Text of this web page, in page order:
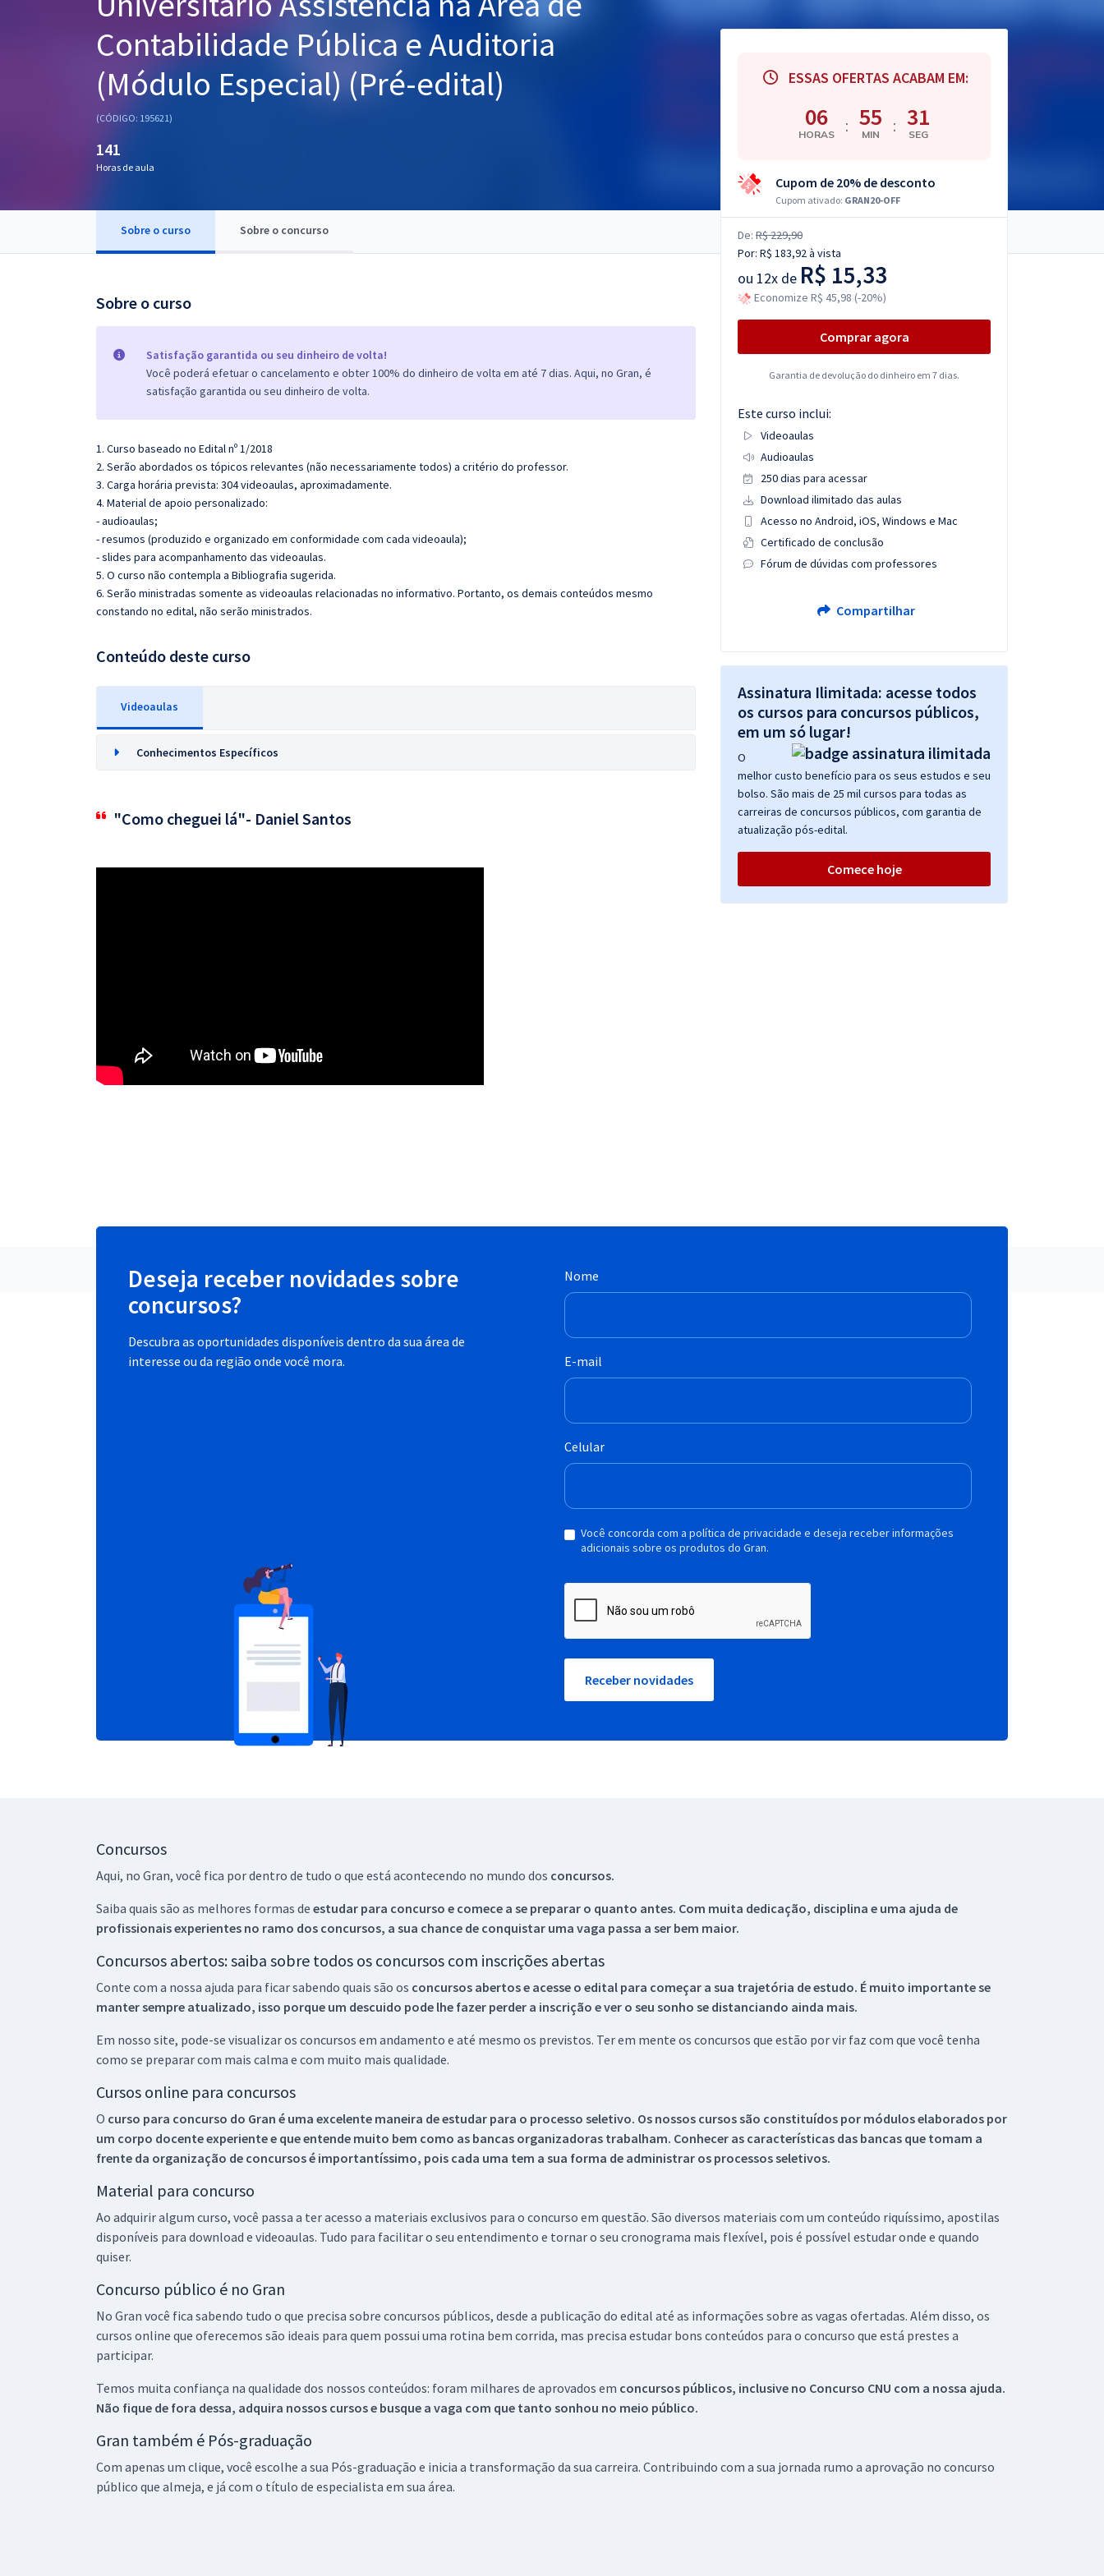
Questões grátis
Contabilidade Pública e Auditoria
(Módulo Especial) (Pré-edital)
(CÓDIGO: 195621)
141
Horas de aula
Sobre o curso Sobre o concurso
Sobre o curso
Satisfação garantida ou seu dinheiro de volta!
Você poderá efetuar o cancelamento e obter 100% do dinheiro de volta em até 7 dias. Aqui, no Gran, é
satisfação garantida ou seu dinheiro de volta.
1. Curso baseado no Edital nº 1/2018
2. Serão abordados os tópicos relevantes (não necessariamente todos) a critério do professor.
3. Carga horária prevista: 304 videoaulas, aproximadamente.
4. Material de apoio personalizado:
- audioaulas;
- resumos (produzido e organizado em conformidade com cada videoaula);
- slides para acompanhamento das videoaulas.
5. O curso não contempla a Bibliografia sugerida.
6. Serão ministradas somente as videoaulas relacionadas no informativo. Portanto, os demais conteúdos mesmo
constando no edital, não serão ministrados.
Conteúdo deste curso
Videoaulas
Conhecimentos Específicos
"Como cheguei lá"- Daniel Santos
ESSAS OFERTAS ACABAM EM:
06
HORAS : 55
MIN : 30
SEG
Cupom de 20% de desconto
Cupom ativado: GRAN20-OFF
De: R$ 229,90
Por: R$ 183,92à vista
ou 12x de R$ 15,33
Economize R$ 45,98 (-20%)
Comprar agora
Garantia de devolução do dinheiro em 7 dias.
Este curso inclui:
Videoaulas
Audioaulas
250 dias para acessar
Download ilimitado das aulas
Acesso no Android, iOS, Windows e Mac
Certificado de conclusão
Fórum de dúvidas com professores
Compartilhar
Assinatura Ilimitada: acesse todos
os cursos para concursos públicos,
em um só lugar!
O
melhor custo benefício para os seus estudos e seu
bolso. São mais de 25 mil cursos para todas as
carreiras de concursos públicos, com garantia de
atualização pós-edital.
Comece hoje
Deseja receber novidades sobre
concursos?
Descubra as oportunidades disponíveis dentro da sua área de
interesse ou da região onde você mora.
Nome
E-mail
Celular
Você concorda com a política de privacidade e deseja receber informações
adicionais sobre os produtos do Gran.
Receber novidades
Concursos
Aqui, no Gran, você fica por dentro de tudo o que está acontecendo no mundo dos concursos.
Saiba quais são as melhores formas de estudar para concurso e comece a se preparar o quanto antes. Com muita dedicação, disciplina e uma ajuda de
profissionais experientes no ramo dos concursos, a sua chance de conquistar uma vaga passa a ser bem maior.
Concursos abertos: saiba sobre todos os concursos com inscrições abertas
Conte com a nossa ajuda para ficar sabendo quais são os concursos abertos e acesse o edital para começar a sua trajetória de estudo. É muito importante se
manter sempre atualizado, isso porque um descuido pode lhe fazer perder a inscrição e ver o seu sonho se distanciando ainda mais.
Em nosso site, pode-se visualizar os concursos em andamento e até mesmo os previstos. Ter em mente os concursos que estão por vir faz com que você tenha
como se preparar com mais calma e com muito mais qualidade.
Cursos online para concursos
O curso para concurso do Gran é uma excelente maneira de estudar para o processo seletivo. Os nossos cursos são constituídos por módulos elaborados por
um corpo docente experiente e que entende muito bem como as bancas organizadoras trabalham. Conhecer as características das bancas que tomam a
frente da organização de concursos é importantíssimo, pois cada uma tem a sua forma de administrar os processos seletivos.
Material para concurso
Ao adquirir algum curso, você passa a ter acesso a materiais exclusivos para o concurso em questão. São diversos materiais com um conteúdo riquíssimo, apostilas
disponíveis para download e videoaulas. Tudo para facilitar o seu entendimento e tornar o seu cronograma mais flexível, pois é possível estudar onde e quando
quiser.
Concurso público é no Gran
No Gran você fica sabendo tudo o que precisa sobre concursos públicos, desde a publicação do edital até as informações sobre as vagas ofertadas. Além disso, os
cursos online que oferecemos são ideais para quem possui uma rotina bem corrida, mas precisa estudar bons conteúdos para o concurso que está prestes a
participar.
Temos muita confiança na qualidade dos nossos conteúdos: foram milhares de aprovados em concursos públicos, inclusive no Concurso CNU com a nossa ajuda.
Não fique de fora dessa, adquira nossos cursos e busque a vaga com que tanto sonhou no meio público.
Gran também é Pós-graduação
Com apenas um clique, você escolhe a sua Pós-graduação e inicia a transformação da sua carreira. Contribuindo com a sua jornada rumo a aprovação no concurso
público que almeja, e já com o título de especialista em sua área.